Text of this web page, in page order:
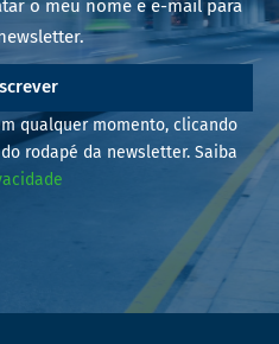
o meu nome e e-mail para
qualquer momento, clicando
rodapé da newsletter. Saiba